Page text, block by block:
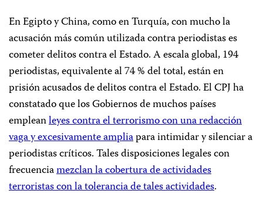
En Egipto y China, como en Turquía, con mucho la
acusación más común utilizada contra periodistas es
cometer delitos contra el Estado. A escala global, 194
periodistas, equivalente al 74 % del total, están en
prisión acusados de delitos contra el Estado. El CPJ ha
constatado que los Gobiernos de muchos países
empleanleyes contra el terrorismo con una redacción
vaga y excesivamente ampliapara intimidar y silenciar a
periodistas críticos. Tales disposiciones legales con
frecuenciamezclan la cobertura de actividades
terroristas con la tolerancia de tales actividades.